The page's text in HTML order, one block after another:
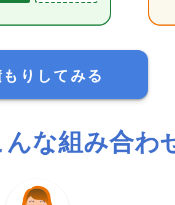
もりしてみる
んな組み合わ